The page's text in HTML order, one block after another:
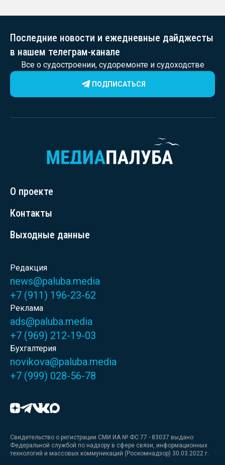
Последние новости и ежедневные дайджесты
в нашем телеграм-канале
Все о судостроении, судоремонте и судоходстве
ПОДПИСАТЬСЯ
О проекте
Контакты
Выходные данные
Редакция
news@paluba.media
+7 (911) 196-23-62
Реклама
ads@paluba.media
+7 (969) 212-19-03
Бухгалтерия
novikova@paluba.media
+7 (999) 028-56-78
Свидетельство о регистрации СМИ ИА № ФС 77 - 83037 выдано
Федеральной службой по надзору в сфере связи, информационных
технологий и массовых коммуникаций (Роскомнадзор) 30.03.2022 г.